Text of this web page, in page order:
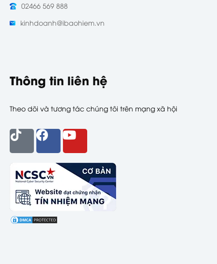
02466 569 888
kinhdoanh@ibaohiem.vn
Thông tin liên hệ
Theo dõi và tương tác chúng tôi trên mạng xã hội